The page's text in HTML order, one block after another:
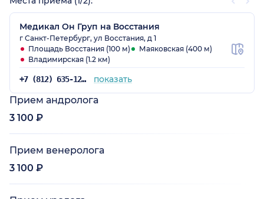
Медикал Он Груп на Восстания
г Санкт-Петербург, ул Восстания, д 1
Площадь Восстания (100 м)
Маяковская (400 м)
Владимирская (1.2 км)
+7 (812) 635-12-57 показать
Прием андролога
3 100 ₽
Прием венеролога
3 100 ₽